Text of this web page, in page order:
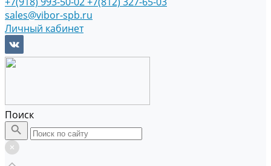
sales@vibor-spb.ru
Личный кабинет
Поиск